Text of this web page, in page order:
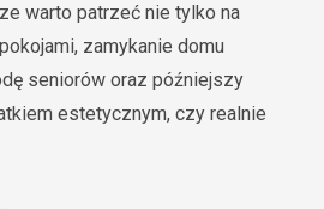
warto patrzeć nie tylko na
zamykanie domu
seniorów oraz późniejszy
estetycznym, czy realnie